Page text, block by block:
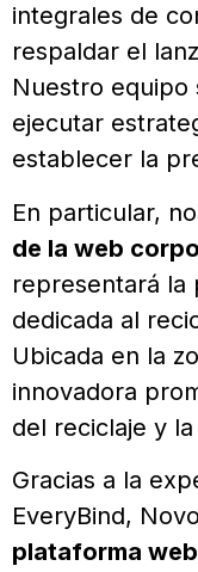
integrales de
respaldar el
Nuestro equipo
ejecutar
establecer la
En particular,
de la web
representará la
dedicada al
Ubicada en la
innovadora
del reciclaje y
Gracias a la
EveryBind,
plataforma